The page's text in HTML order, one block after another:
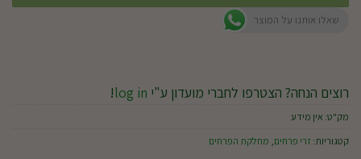
שאלו אותנו על המוצר
רוצים הנחה? הצטרפו לחברי מועדון ע"י log in
!
מק"ט: אין מידע
קטגוריות: זרי פרחים, מחלקת הפרחים